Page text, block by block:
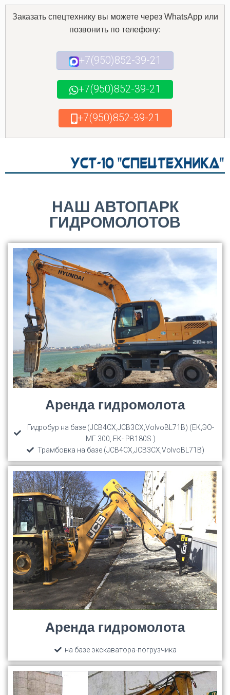
Заказать спецтехнику вы можете через WhatsApp или
позвонить по телефону:
+7(950)852-39-21
+7(950)852-39-21
+7(950)852-39-21
НАШ АВТОПАРК
ГИДРОМОЛОТОВ
Аренда гидромолота
Гидробур на базе (JCB4CX,JCB3CX,VolvoBL71B) (ЕК,ЭО-
МГ 300, ЕК- РВ180S.)
Трамбовка на базе (JCB4CX,JCB3CX,VolvoBL71B)
Аренда гидромолота
на базе экскаватора-погрузчика